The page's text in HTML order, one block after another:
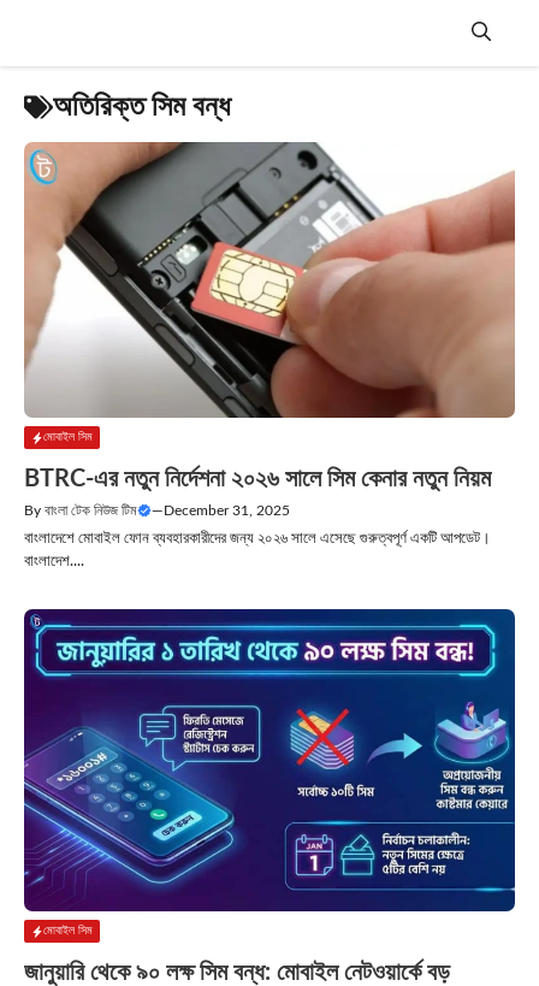
Menu
অতিরিক্ত সিম বন্ধ
মোবাইল সিম
BTRC-এর নতুন নির্দেশনা ২০২৬ সালে সিম কেনার নতুন নিয়ম
By বাংলা টেক নিউজ টিম —December 31, 2025
বাংলাদেশে মোবাইল ফোন ব্যবহারকারীদের জন্য ২০২৬ সালে এসেছে গুরুত্বপূর্ণ একটি আপডেট।
বাংলাদেশ....
মোবাইল সিম
জানুয়ারি থেকে ৯০ লক্ষ সিম বন্ধ: মোবাইল নেটওয়ার্কে বড়